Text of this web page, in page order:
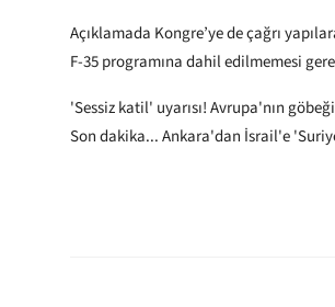
Açıklamada Kongre’ye de çağrı
F-35 programına dahil edilmemesi
'Sessiz katil' uyarısı! Avrupa'nın
Son dakika... Ankara'dan İsrail'e